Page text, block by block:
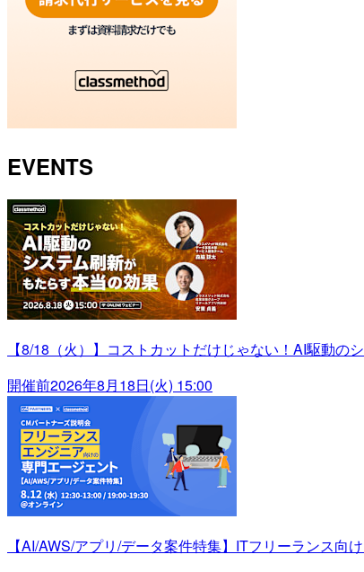
EVENTS
【8/18（火）】コストカットだけじゃない！AI駆動の
開催前2026年8月18日(火) 15:00
【AI/AWS/アプリ/データ案件特集】ITフリーランス向